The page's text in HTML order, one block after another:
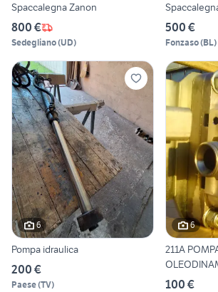
Spaccalegna Zanon
800 €
Sedegliano(UD)
500 €
Fonzaso(BL)
6
Pompa idraulica
200 €
Paese(TV)
6
211A
100 €